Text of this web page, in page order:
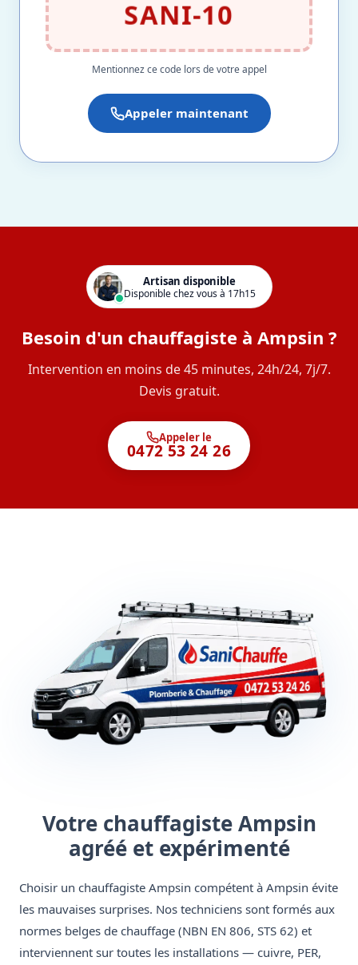
SANI-10
Mentionnez ce code lors de votre appel
Appeler maintenant
Artisan disponible
Disponible chez vous à 17h15
Besoin d'un chauffagiste à Ampsin ?
Intervention en moins de 45 minutes, 24h/24, 7j/7.
Devis gratuit.
Appeler le
0472 53 24 26
Votre chauffagiste Ampsin
agréé et expérimenté
Choisir un chauffagiste Ampsin compétent à Ampsin évite
les mauvaises surprises. Nos techniciens sont formés aux
normes belges de chauffage (NBN EN 806, STS 62) et
interviennent sur toutes les installations — cuivre, PER,